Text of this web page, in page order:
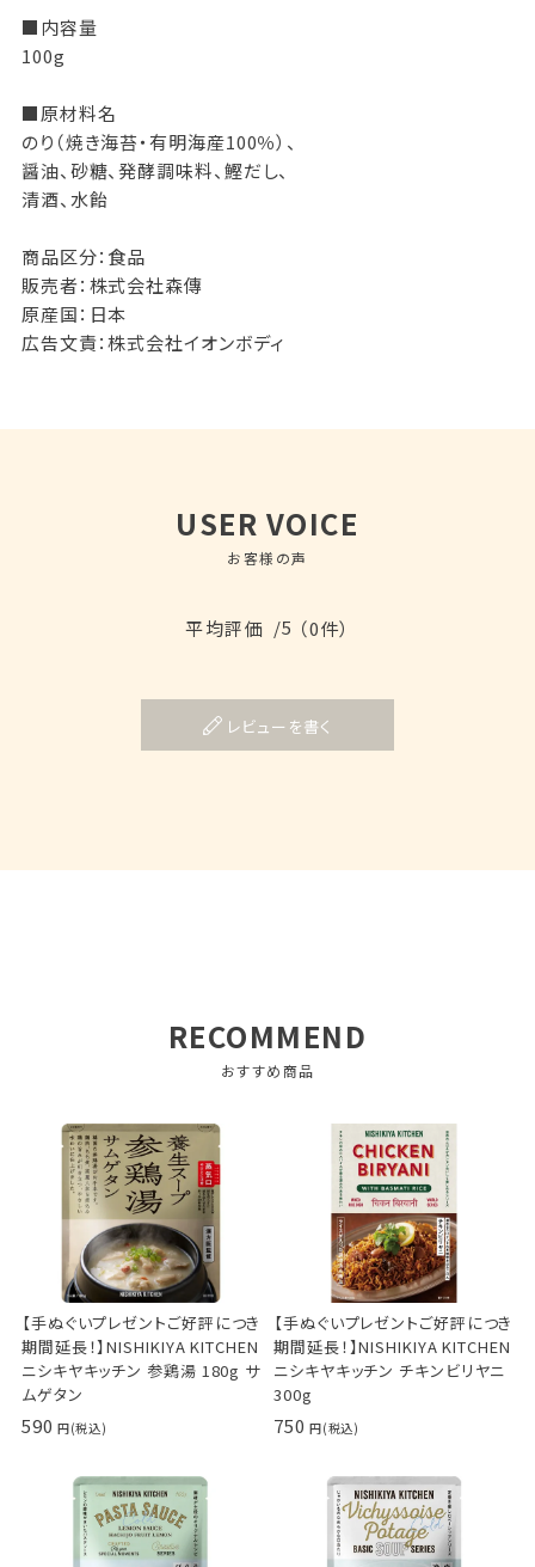
■内容量
100g
■原材料名
のり（焼き海苔・有明海産100％）、
醤油、砂糖、発酵調味料、鰹だし、
清酒、水飴
商品区分：食品
販売者：株式会社森傳
原産国：日本
広告文責：株式会社イオンボディ
USER VOICE
お客様の声
平均評価 /5 （0件）
レビューを書く
RECOMMEND
おすすめ商品
【手ぬぐいプレゼントご好評につき
期間延長！】NISHIKIYA KITCHEN
ニシキヤキッチン 参鶏湯 180g サ
ムゲタン
590
【手ぬぐいプレゼントご好評につき
期間延長！】NISHIKIYA KITCHEN
ニシキヤキッチン チキンビリヤニ
300g
750